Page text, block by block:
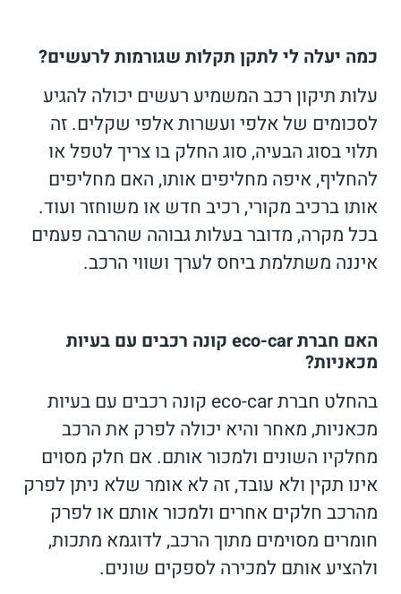
כמה יעלה לי לתקן תקלות שגורמות לרעשים?
עלות תיקון רכב המשמיע רעשים יכולה להגיע
לסכומים של אלפי ועשרות אלפי שקלים. זה
תלוי בסוג הבעיה, סוג החלק בו צריך לטפל או
להחליף, איפה מחליפים אותו, האם מחליפים
אותו ברכיב מקורי, רכיב חדש או משוחזר ועוד.
בכל מקרה, מדובר בעלות גבוהה שהרבה פעמים
איננה משתלמת ביחס לערך ושווי הרכב.
האם חברת eco-car קונה רכבים עם בעיות
מכאניות?
בהחלט חברת eco-car קונה רכבים עם בעיות
מכאניות, מאחר והיא יכולה לפרק את הרכב
מחלקיו השונים ולמכור אותם. אם חלק מסוים
אינו תקין ולא עובד, זה לא אומר שלא ניתן לפרק
מהרכב חלקים אחרים ולמכור אותם או לפרק
חומרים מסוימים מתוך הרכב, לדוגמא מתכות,
ולהציע אותם למכירה לספקים שונים.